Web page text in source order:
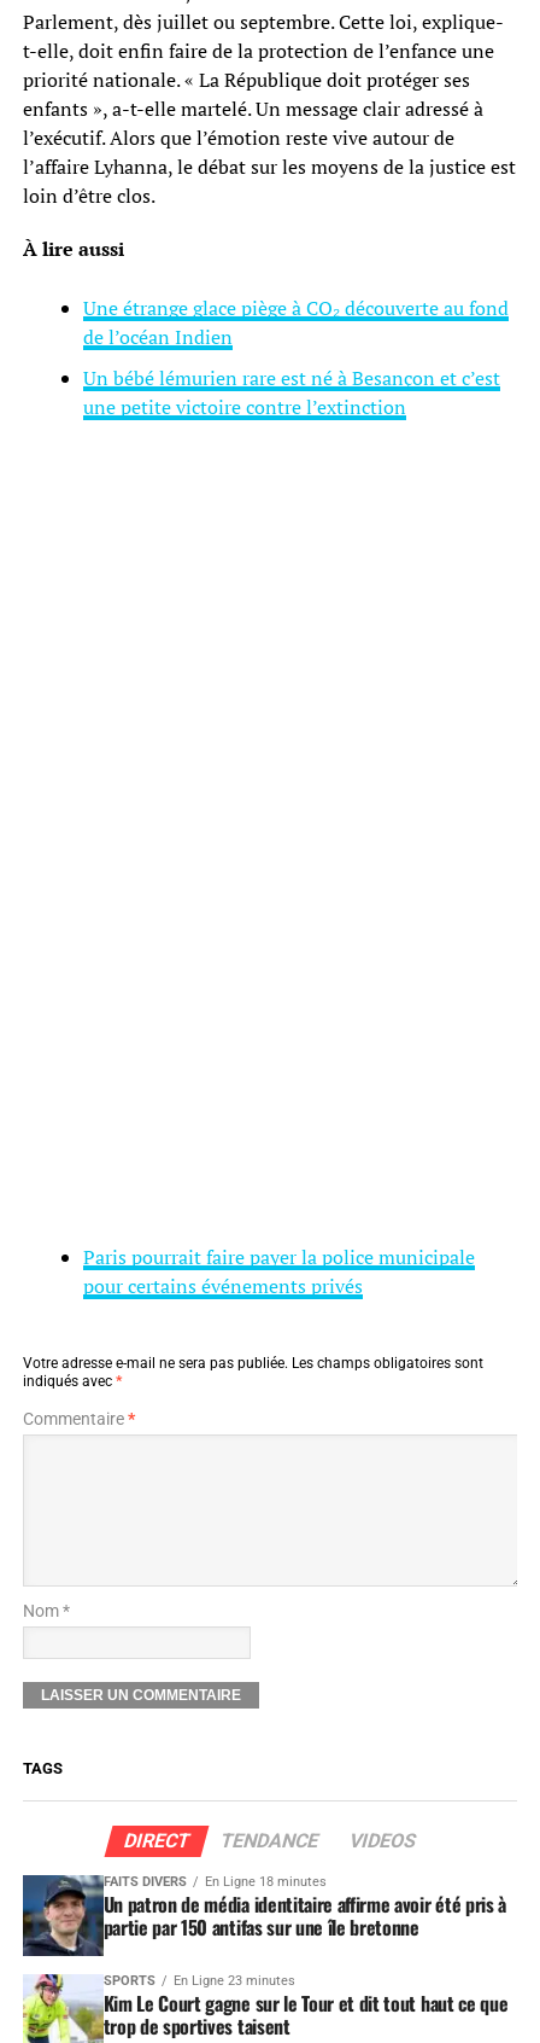
Parlement, dès juillet ou septembre. Cette loi, explique-
t-elle, doit enfin faire de la protection de l’enfance une
priorité nationale. « La République doit protéger ses
enfants », a-t-elle martelé. Un message clair adressé à
l’exécutif. Alors que l’émotion reste vive autour de
l’affaire Lyhanna, le débat sur les moyens de la justice est
loin d’être clos.
À lire aussi
Une étrange glace piège à CO₂ découverte au fond
de l’océan Indien
Un bébé lémurien rare est né à Besançon et c’est
une petite victoire contre l’extinction
Paris pourrait faire payer la police municipale
pour certains événements privés
Votre adresse e-mail ne sera pas publiée. Les champs obligatoires sont
indiqués avec *
Commentaire*
Nom *
TAGS
DIRECT TENDANCE VIDEOS
FAITS DIVERS En Ligne 18 minutes
Un patron de média identitaire affirme avoir été pris à
partie par 150 antifas sur une île bretonne
SPORTS En Ligne 23 minutes
Kim Le Court gagne sur le Tour et dit tout haut ce que
trop de sportives taisent